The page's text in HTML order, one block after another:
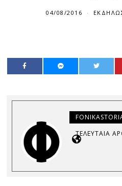
04/08/2016
ΤΕΛΕΥΤΑΊΑ